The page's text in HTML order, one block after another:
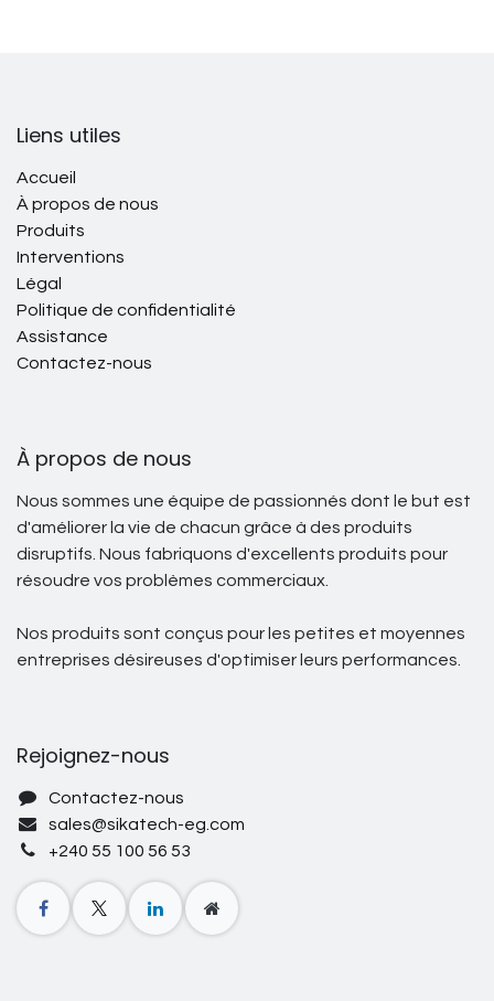
Liens utiles
Accueil
À propos de nous
Produits
Interventions
Légal
Politique de confidentialité
Assistance
Contactez-nous
À propos de nous
Nous sommes une équipe de passionnés dont le but est
d'améliorer la vie de chacun grâce à des produits
disruptifs. Nous fabriquons d'excellents produits pour
résoudre vos problèmes commerciaux.
Nos produits sont conçus pour les petites et moyennes
entreprises désireuses d'optimiser leurs performances.
Rejoignez-nous
Contactez-nous
sales@sikatech-eg.com
+240 55 100 56 53